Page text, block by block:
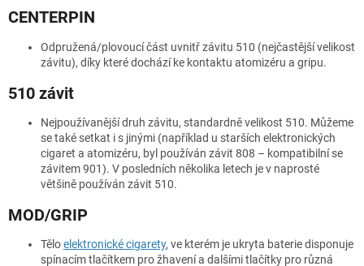
CENTERPIN
Odpružená/plovoucí část uvnitř závitu 510 (nejčastější velikost
závitu), díky které dochází ke kontaktu atomizéru a gripu.
510 závit
Nejpoužívanější druh závitu, standardně velikost 510. Můžeme
se také setkat i s jinými (například u starších elektronických
cigaret a atomizéru, byl používán závit 808 – kompatibilní se
závitem 901). V posledních několika letech je v naprosté
většině používán závit 510.
MOD/GRIP
Těloelektronické cigarety, ve kterém je ukryta baterie disponuje
spínacím tlačítkem pro žhavení a dalšími tlačítky pro různá